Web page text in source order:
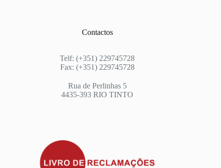
Contactos
Telf: (+351) 229745728
Fax: (+351) 229745728
Rua de Perlinhas 5
4435-393 RIO TINTO